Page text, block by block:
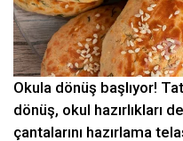
Okula dönüş başlıyor!
dönüş, okul hazırlıkları
çantalarını hazırlama